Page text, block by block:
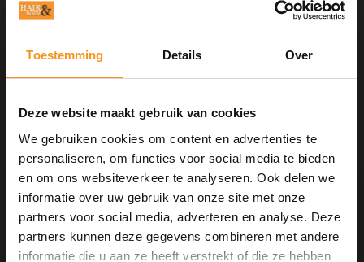
Toestemming Details Over
Deze website maakt gebruik van cookies
We gebruiken cookies om content en advertenties te
personaliseren, om functies voor social media te bieden
en om ons websiteverkeer te analyseren. Ook delen we
informatie over uw gebruik van onze site met onze
partners voor social media, adverteren en analyse. Deze
partners kunnen deze gegevens combineren met andere
informatie die u aan ze heeft verstrekt of die ze hebben
KIS CURLS LEAVE-IN MASK 1000ML
€69,00 €55,20